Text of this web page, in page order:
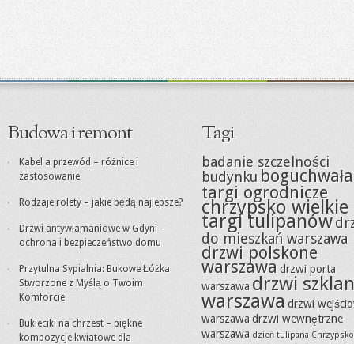
Budowa i remont
Kabel a przewód – różnice i
zastosowanie
Rodzaje rolety – jakie będą najlepsze?
Drzwi antywłamaniowe w Gdyni –
ochrona i bezpieczeństwo domu
Przytulna Sypialnia: Bukowe Łóżka
Stworzone z Myślą o Twoim
Komforcie
Bukieciki na chrzest – piękne
kompozycje kwiatowe dla
Tagi
badanie szczelności
budynku boguchwała
targi ogrodnicze
chrzypsko wielkie
targi tulipanów
do mieszkań warszawa
drzwi polskone
warszawa drzwi porta
warszawa drzwi
warszawa drzwi
warszawa drzwi wewnętrzne
warszawa dzień tulipana Chrzypsko